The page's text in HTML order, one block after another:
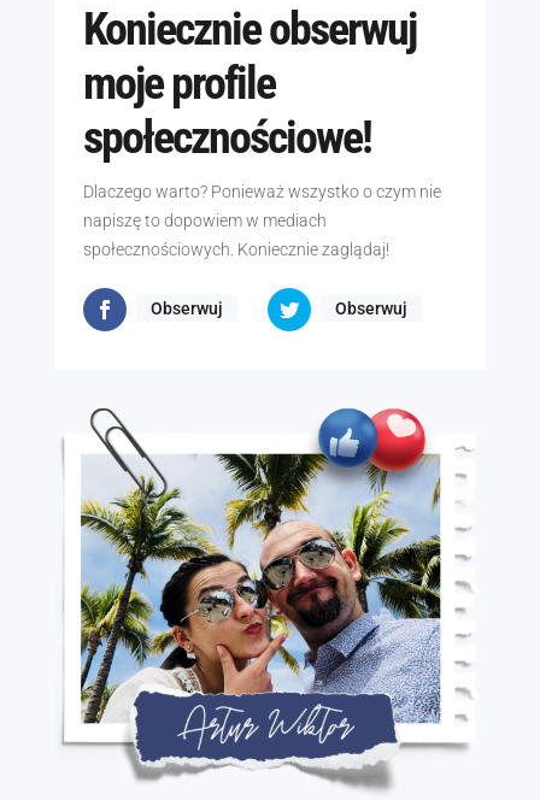
Koniecznie obserwuj
moje profile
społecznościowe!
Dlaczego warto? Ponieważ wszystko o czym nie
napiszę to dopowiem w mediach
społecznościowych. Koniecznie zaglądaj!
Obserwuj Obserwuj